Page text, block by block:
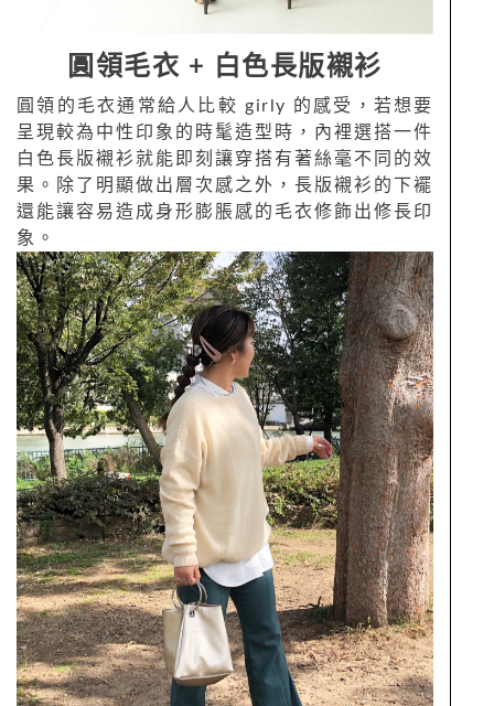
圓領毛衣 + 白色長版襯衫
圓領的毛衣通常給人比較 girly 的感受，若想要
呈現較為中性印象的時髦造型時，內裡選搭一件
白色長版襯衫就能即刻讓穿搭有著絲毫不同的效
果。除了明顯做出層次感之外，長版襯衫的下襬
還能讓容易造成身形膨脹感的毛衣修飾出修長印
象。